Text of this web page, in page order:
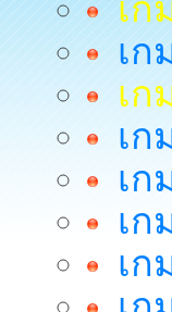
เก
เก
เก
เก
เก
เก
เก